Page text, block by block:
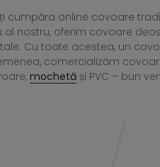
cumpăra online covoare
nostru, oferim covoare
Cu toate acestea, un
comercializăm
mochetă și PVC – bun